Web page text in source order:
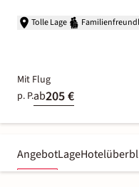
Tolle Lage
Mit Flug
p. P.ab205 €
AngebotLage